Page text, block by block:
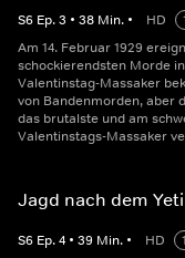
S6 Ep.3 • 38 Min. • HD
Am 14. Februar 1929
schockierendsten Morde
Valentinstag-Massaker
von Bandenmorden, aber
das brutalste und am
Valentinstags-Massaker
Jagd nach dem Yeti
S6 Ep.4 • 39 Min. • HD